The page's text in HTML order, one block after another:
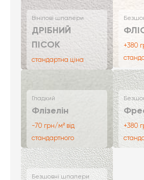
Вінілові шпалери
ДРІБНИЙ
ПІСОК
стандартна ціна
+380
Гладкий
Флізелін
-70 грн/м² від
стандартного
+380
Безшовні шпалери